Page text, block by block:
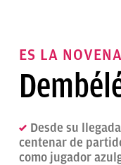
ES LA
Desde su
centenar de
como jugador